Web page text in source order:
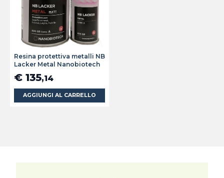
Resina protettiva metalli NB
Lacker Metal Nanobiotech
€ 135,14
AGGIUNGI AL CARRELLO